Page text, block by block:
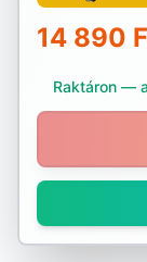
14 890
Raktáron —